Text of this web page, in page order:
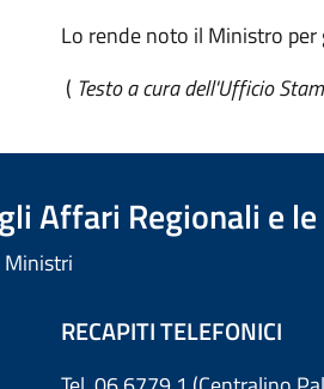
Lo rende noto il Ministro
( Testo a cura dell'Ufficio
Affari Regionali e
Ministri
RECAPITI TELEFONICI